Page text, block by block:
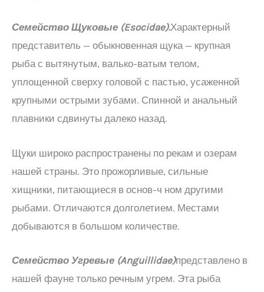
Семейство Щуковые (Esocidae).Характерный
представитель — обыкновенная щука — крупная
рыба с вытянутым, валько-ватым телом,
уплощенной сверху головой с пастью, усаженной
крупными острыми зубами. Спинной и анальный
плавники сдвинуты далеко назад.
Щуки широко распространены по рекам и озерам
нашей страны. Это прожорливые, сильные
хищники, питающиеся в основ-ч ном другими
рыбами. Отличаются долголетием. Местами
добываются в большом количестве.
Семейство Угревые (Anguillidae)представлено в
нашей фауне только речным угрем. Эта рыба